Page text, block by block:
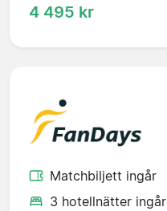
4 495 kr
Matchbiljett ingår
3 hotellnätter ingår